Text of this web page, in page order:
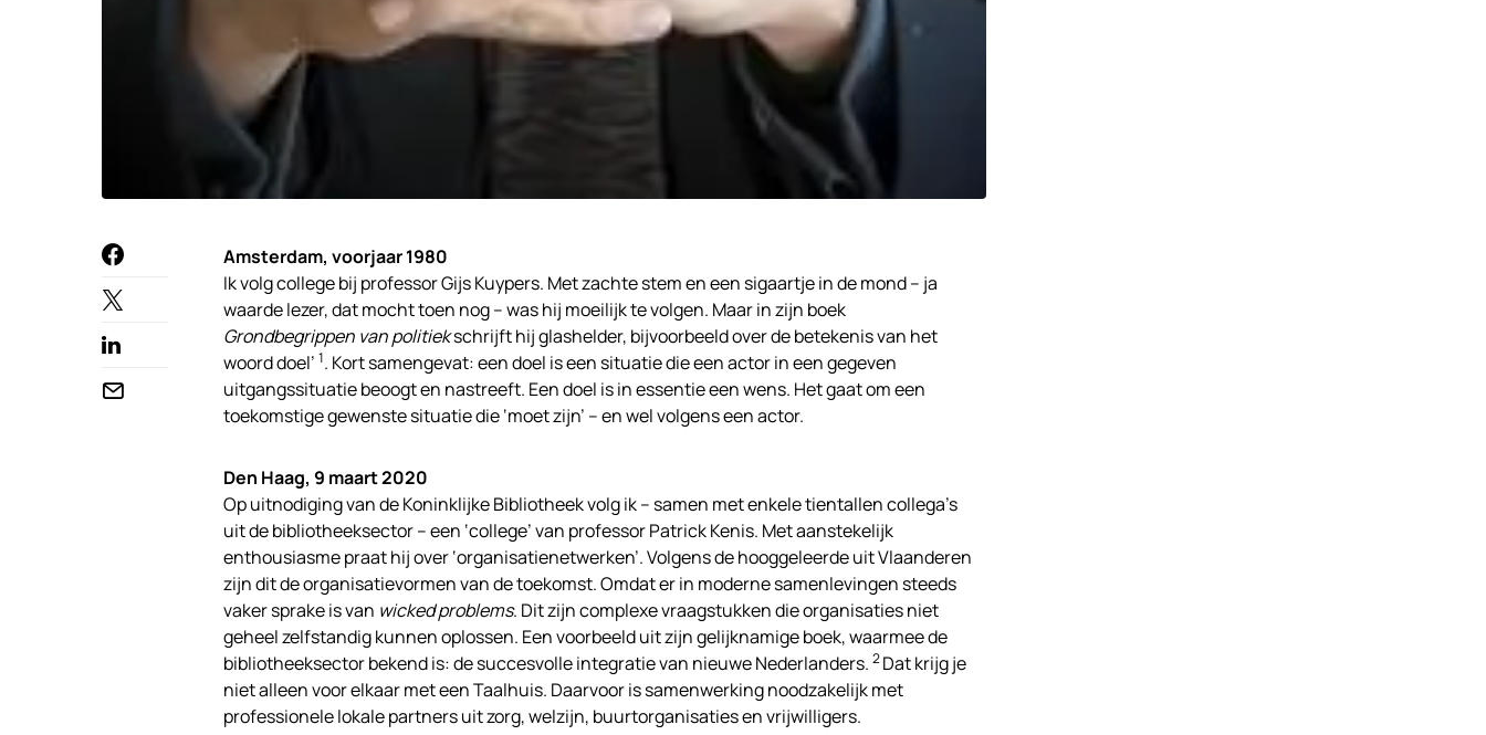
Amsterdam, voorjaar 1980
Ik volg college bij professor Gijs Kuypers. Met zachte stem en een sigaartje in de mond – ja
waarde lezer, dat mocht toen nog – was hij moeilijk te volgen. Maar in zijn boek
Grondbegrippen van politiekschrijft hij glashelder, bijvoorbeeld over de betekenis van het
woord doel’ 1. Kort samengevat: een doel is een situatie die een actor in een gegeven
uitgangssituatie beoogt en nastreeft. Een doel is in essentie een wens. Het gaat om een
toekomstige gewenste situatie die ‘moet zijn’ – en wel volgens een actor.
Den Haag, 9 maart 2020
Op uitnodiging van de Koninklijke Bibliotheek volg ik – samen met enkele tientallen collega’s
uit de bibliotheeksector – een ‘college’ van professor Patrick Kenis. Met aanstekelijk
enthousiasme praat hij over ‘organisatienetwerken’. Volgens de hooggeleerde uit Vlaanderen
zijn dit de organisatievormen van de toekomst. Omdat er in moderne samenlevingen steeds
vaker sprake is van wicked problems. Dit zijn complexe vraagstukken die organisaties niet
geheel zelfstandig kunnen oplossen. Een voorbeeld uit zijn gelijknamige boek, waarmee de
bibliotheeksector bekend is: de succesvolle integratie van nieuwe Nederlanders. 2Dat krijg je
niet alleen voor elkaar met een Taalhuis. Daarvoor is samenwerking noodzakelijk met
professionele lokale partners uit zorg, welzijn, buurtorganisaties en vrijwilligers.